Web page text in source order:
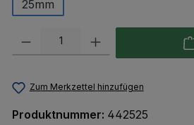
25mm
Produkt Anzahl: Gib den
Zum Merkzettel hinzufügen
Produktnummer: 442525